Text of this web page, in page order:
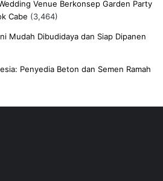
Venue Berkonsep Garden Party
Cabe (3,464)
Mudah Dibudidaya dan Siap Dipanen
Penyedia Beton dan Semen Ramah